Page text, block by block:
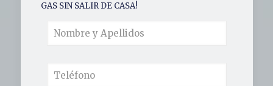
GAS SIN SALIR DE CASA!